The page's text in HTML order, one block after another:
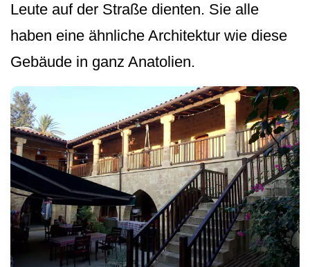
Leute auf der Straße dienten. Sie alle
haben eine ähnliche Architektur wie diese
Gebäude in ganz Anatolien.